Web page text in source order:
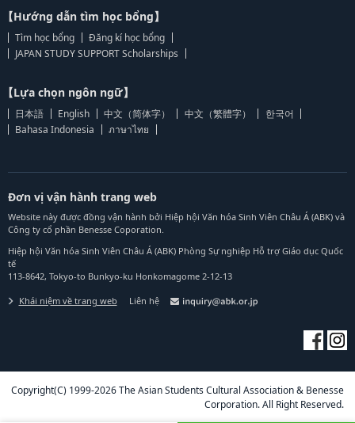
【Hướng dẫn tìm học bổng】
Tìm học bổng
Đăng kí học bổng
JAPAN STUDY SUPPORT Scholarships
【Lựa chọn ngôn ngữ】
日本語 English 中文（简体字） 中文（繁體字）
한국어
Bahasa Indonesia
ภาษาไทย
Đơn vị vận hành trang web
Website này được đồng vận hành bởi Hiệp hội Văn hóa Sinh Viên Châu Á (ABK) và
Công ty cổ phần Benesse Coporation.
Hiệp hội Văn hóa Sinh Viên Châu Á (ABK) Phòng Sự nghiệp Hỗ trợ Giáo dục Quốc
tế
113-8642, Tokyo-to Bunkyo-ku Honkomagome 2-12-13
Khái niệm về trang web Liên hệ
Copyright(C) 1999-2026 The Asian Students Cultural Association & Benesse
Corporation. All Right Reserved.